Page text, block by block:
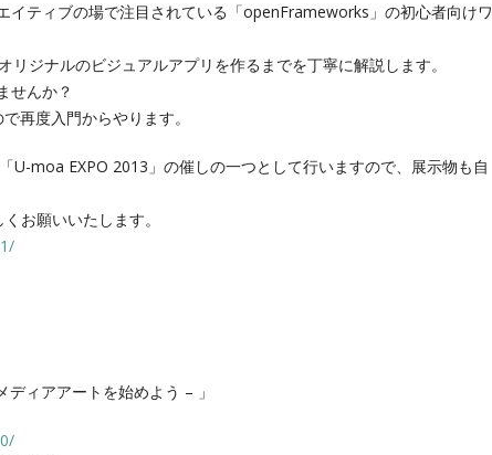
イティブの場で注目されている「openFrameworks」の初心者向けワ
リジナルのビジュアルアプリを作るまでを丁寧に解説します。
せんか？
で再度入門からやります。
「U-moa EXPO 2013」の催しの一つとして行いますので、展示物も自
お願いいたします。
ィアアートを始めよう – 」